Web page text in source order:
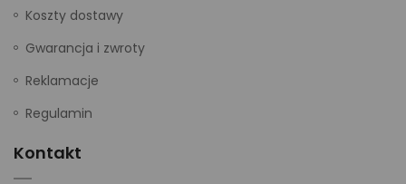
Koszty dostawy
Gwarancja i zwroty
Reklamacje
Regulamin
Kontakt